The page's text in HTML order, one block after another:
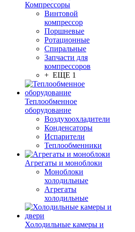
Компрессоры
Винтовой
компрессор
Поршневые
Ротационные
Спиральные
Запчасти для
компрессоров
+ ЕЩЕ 1
Теплообменное
оборудование
Воздухоохладители
Конденсаторы
Испарители
Теплообменники
Агрегаты и моноблоки
Моноблоки
холодильные
Агрегаты
холодильные
Холодильные камеры и